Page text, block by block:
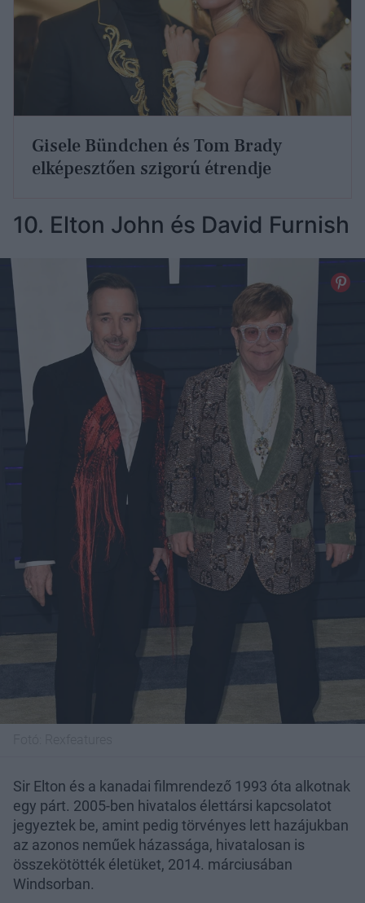
Gisele Bündchen és Tom Brady
elképesztően szigorú étrendje
10. Elton John és David Furnish
Sir Elton és a kanadai filmrendező 1993 óta alkotnak
egy párt. 2005-ben hivatalos élettársi kapcsolatot
jegyeztek be, amint pedig törvényes lett hazájukban
az azonos neműek házassága, hivatalosan is
összekötötték életüket, 2014. márciusában
Windsorban.